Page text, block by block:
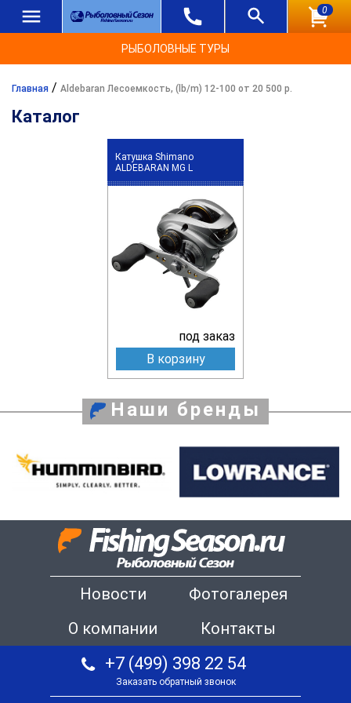
0
РЫБОЛОВНЫЕ ТУРЫ
Главная / Aldebaran Лесоемкость, (lb/m) 12-100 от 20 500 р.
Каталог
Катушка Shimano
ALDEBARAN MG L
под заказ
В корзину
Наши бренды
Новости
Фотогалерея
О компании
Контакты
+7 (499) 398 22 54
Заказать обратный звонок